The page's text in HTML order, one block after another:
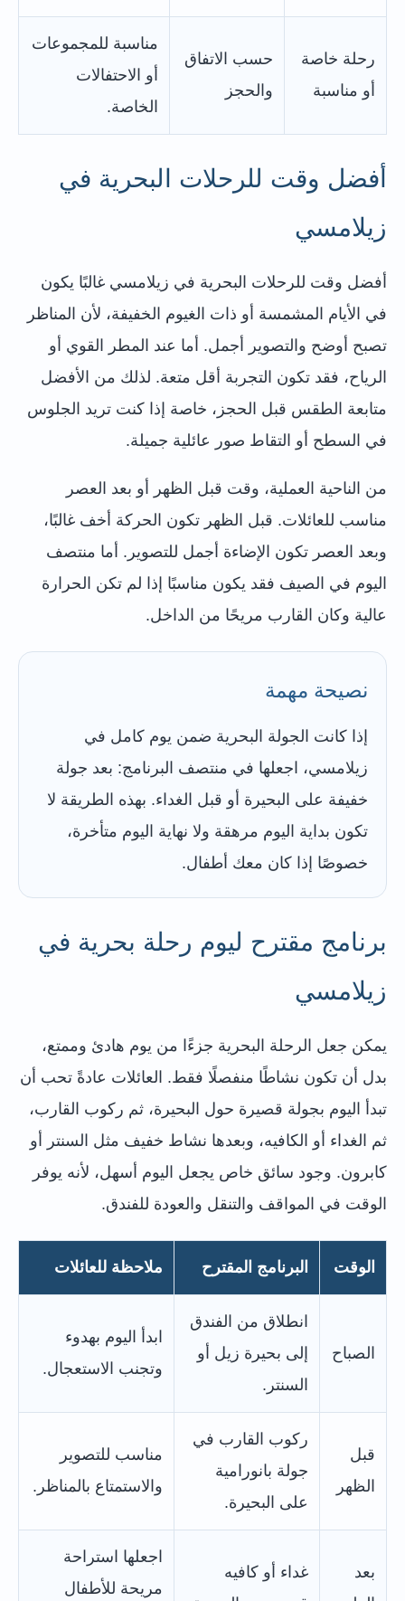
رحلة خاصة
أو مناسبة
حسب الاتفاق
والحجز
مناسبة للمجموعات
أو الاحتفالات
الخاصة.
أفضل وقت للرحلات البحرية في
زيلامسي
أفضل وقت للرحلات البحرية في زيلامسي غالبًا يكون
في الأيام المشمسة أو ذات الغيوم الخفيفة، لأن المناظر
تصبح أوضح والتصوير أجمل. أما عند المطر القوي أو
الرياح، فقد تكون التجربة أقل متعة. لذلك من الأفضل
متابعة الطقس قبل الحجز، خاصة إذا كنت تريد الجلوس
في السطح أو التقاط صور عائلية جميلة.
من الناحية العملية، وقت قبل الظهر أو بعد العصر
مناسب للعائلات. قبل الظهر تكون الحركة أخف غالبًا،
وبعد العصر تكون الإضاءة أجمل للتصوير. أما منتصف
اليوم في الصيف فقد يكون مناسبًا إذا لم تكن الحرارة
عالية وكان القارب مريحًا من الداخل.
نصيحة مهمة
إذا كانت الجولة البحرية ضمن يوم كامل في
زيلامسي، اجعلها في منتصف البرنامج: بعد جولة
خفيفة على البحيرة أو قبل الغداء. بهذه الطريقة لا
تكون بداية اليوم مرهقة ولا نهاية اليوم متأخرة،
خصوصًا إذا كان معك أطفال.
برنامج مقترح ليوم رحلة بحرية في
زيلامسي
يمكن جعل الرحلة البحرية جزءًا من يوم هادئ وممتع،
بدل أن تكون نشاطًا منفصلًا فقط. العائلات عادةً تحب أن
تبدأ اليوم بجولة قصيرة حول البحيرة، ثم ركوب القارب،
ثم الغداء أو الكافيه، وبعدها نشاط خفيف مثل السنتر أو
كابرون. وجود سائق خاص يجعل اليوم أسهل، لأنه يوفر
الوقت في المواقف والتنقل والعودة للفندق.
الوقت البرنامج المقترح ملاحظة للعائلات
الصباح
انطلاق من الفندق
إلى بحيرة زيل أو
السنتر.
ابدأ اليوم بهدوء
وتجنب الاستعجال.
قبل
الظهر
ركوب القارب في
جولة بانورامية
على البحيرة.
مناسب للتصوير
والاستمتاع بالمناظر.
بعد
غداء أو كافيه
اجعلها استراحة
مريحة للأطفال